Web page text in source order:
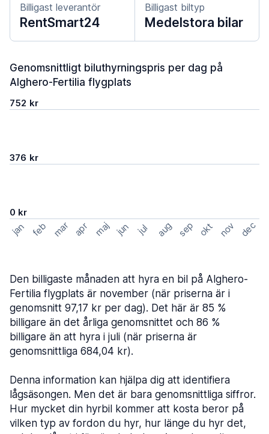
Billigast leverantör
RentSmart24
Billigast biltyp
Medelstora bilar
Genomsnittligt biluthyrningspris per dag på
Alghero-Fertilia flygplats
752 kr
376 kr
0 kr
jan feb mar apr maj jun jul aug sep okt nov dec
Den billigaste månaden att hyra en bil på Alghero-
Fertilia flygplats är november (när priserna är i
genomsnitt 97,17 kr per dag). Det här är 85 %
billigare än det årliga genomsnittet och 86 %
billigare än att hyra i juli (när priserna är
genomsnittliga 684,04 kr).
Denna information kan hjälpa dig att identifiera
lågsäsongen. Men det är bara genomsnittliga siffror.
Hur mycket din hyrbil kommer att kosta beror på
vilken typ av fordon du hyr, hur länge du hyr det,